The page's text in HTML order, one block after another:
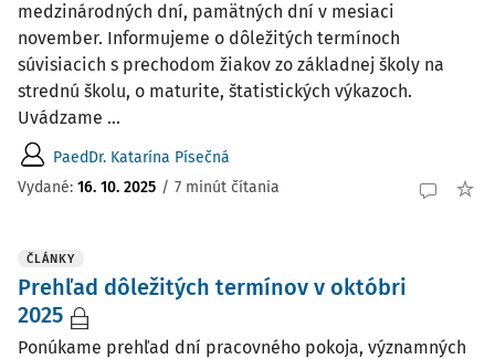
medzinárodných dní, pamätných dní v mesiaci
november. Informujeme o dôležitých termínoch
súvisiacich s prechodom žiakov zo základnej školy na
strednú školu, o maturite, štatistických výkazoch.
Uvádzame ...
PaedDr. Katarína Písečná
Vydané: 16. 10. 2025 / 7 minút čítania
ČLÁNKY
Prehľad dôležitých termínov v októbri
2025
Ponúkame prehľad dní pracovného pokoja, významných